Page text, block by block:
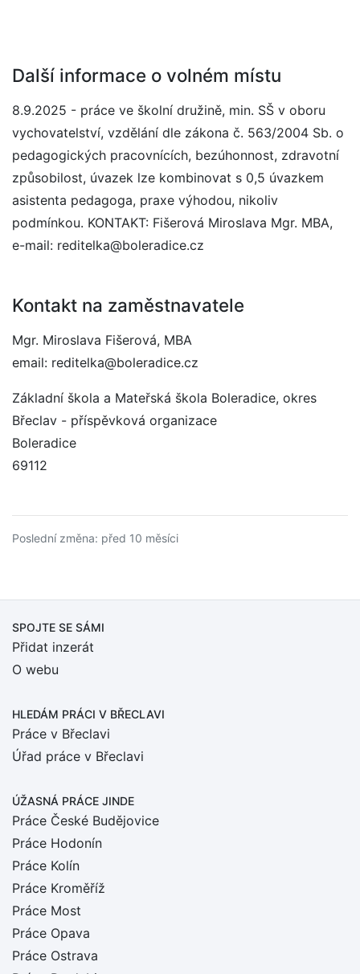
Další informace o volném místu
8.9.2025 - práce ve školní družině, min. SŠ v oboru
vychovatelství, vzdělání dle zákona č. 563/2004 Sb. o
pedagogických pracovnících, bezúhonnost, zdravotní
způsobilost, úvazek lze kombinovat s 0,5 úvazkem
asistenta pedagoga, praxe výhodou, nikoliv
podmínkou. KONTAKT: Fišerová Miroslava Mgr. MBA,
e-mail: reditelka@boleradice.cz
Kontakt na zaměstnavatele
Mgr. Miroslava Fišerová, MBA
email: reditelka@boleradice.cz
Základní škola a Mateřská škola Boleradice, okres
Břeclav - příspěvková organizace
Boleradice
69112
Poslední změna: před 10 měsíci
SPOJTE SE SÁMI
Přidat inzerát
O webu
HLEDÁM PRÁCI V BŘECLAVI
Práce v Břeclavi
Úřad práce v Břeclavi
ÚŽASNÁ PRÁCE JINDE
Práce České Budějovice
Práce Hodonín
Práce Kolín
Práce Kroměříž
Práce Most
Práce Opava
Práce Ostrava